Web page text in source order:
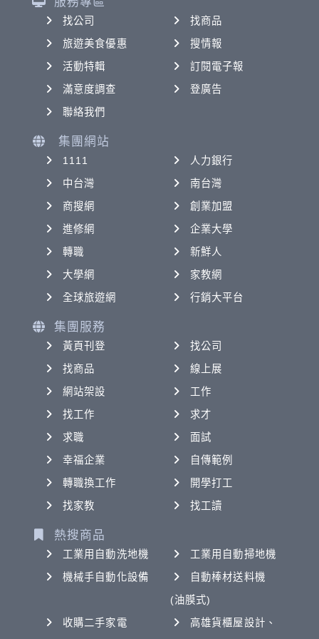
找公司
找商品
旅遊美食優惠
搜情報
活動特輯
訂閱電子報
滿意度調查
登廣告
聯絡我們
集團網站
1111
人力銀行
中台灣
南台灣
商搜網
創業加盟
進修網
企業大學
轉職
新鮮人
大學網
家教網
全球旅遊網
行銷大平台
集團服務
黃頁刊登
找公司
找商品
線上展
網站架設
工作
找工作
求才
求職
面試
幸福企業
自傳範例
轉職換工作
開學打工
找家教
找工讀
熱搜商品
工業用自動洗地機
工業用自動掃地機
機械手自動化設備
自動棒材送料機
(油膜式)
收購二手家電
高雄貨櫃屋設計、